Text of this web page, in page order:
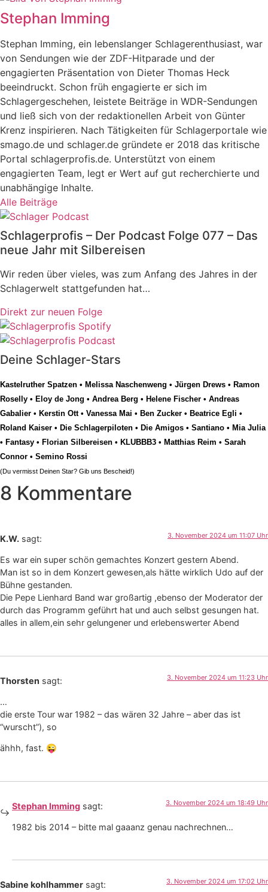
Stephan Imming
Stephan Imming, ein lebenslanger Schlagerenthusiast, war
von Sendungen wie der ZDF-Hitparade und der
engagierten Präsentation von Dieter Thomas Heck
beeindruckt. Schon früh engagierte er sich im
Schlagergeschehen, leistete Beiträge in WDR-Sendungen
und ließ sich von der redaktionellen Arbeit von Günter
Krenz inspirieren. Nach Tätigkeiten für Schlagerportale wie
smago.de und schlager.de gründete er 2018 das kritische
Portal schlagerprofis.de. Unterstützt von einem
engagierten Team, legt er Wert auf gut recherchierte und
unabhängige Inhalte.
Alle Beiträge
Schlagerprofis – Der Podcast Folge 077 – Das
neue Jahr mit Silbereisen
Wir reden über vieles, was zum Anfang des Jahres in der
Schlagerwelt stattgefunden hat…
Direkt zur neuen Folge
Deine Schlager-Stars
Kastelruther Spatzen • Melissa Naschenweng • Jürgen Drews • Ramon
Roselly • Eloy de Jong • Andrea Berg • Helene Fischer • Andreas
Gabalier • Kerstin Ott• Vanessa Mai • Ben Zucker • Beatrice Egli •
Roland Kaiser • Die Schlagerpiloten • Die Amigos • Santiano • Mia Julia
• Fantasy • Florian Silbereisen • KLUBBB3 • Matthias Reim • Sarah
Connor • Semino Rossi
(Du vermisst Deinen Star? Gib uns Bescheid!)
8 Kommentare
K.W. sagt: 3. November 2024 um 11:07 Uhr
Es war ein super schön gemachtes Konzert gestern Abend.
Man ist so in dem Konzert gewesen,als hätte wirklich Udo auf der
Bühne gestanden.
Die Pepe Lienhard Band war großartig ,ebenso der Moderator der
durch das Programm geführt hat und auch selbst gesungen hat.
alles in allem,ein sehr gelungener und erlebenswerter Abend
Thorsten sagt: 3. November 2024 um 11:23 Uhr
…
die erste Tour war 1982 – das wären 32 Jahre – aber das ist
“wurscht”), so
ähhh, fast. 😜
Stephan Imming sagt: 3. November 2024 um 18:49 Uhr
1982 bis 2014 – bitte mal gaaanz genau nachrechnen…
Sabine kohlhammer sagt: 3. November 2024 um 17:02 Uhr